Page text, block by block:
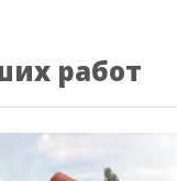
работ